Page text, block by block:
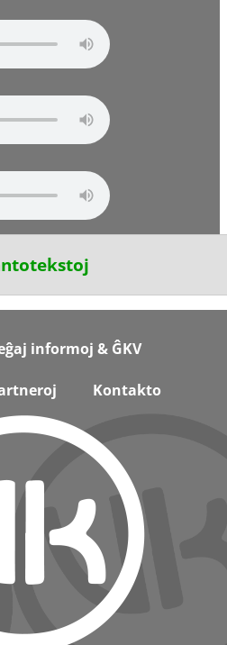
informoj & ĜKV
Kontakto